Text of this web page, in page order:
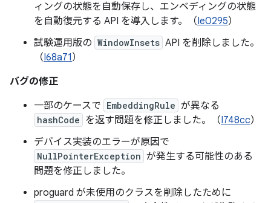
ィングの状態を自動保存し、エンベディングの状態
を自動復元する API を導入します。（Ie0295）
試験運用版の WindowInsets API を削除しました。
（I68a71）
バグの修正
一部のケースで EmbeddingRule が異なる
hashCode を返す問題を修正しました。（I748cc）
デバイス実装のエラーが原因で
NullPointerException が発生する可能性のある
問題を修正しました。
proguard が未使用のクラスを削除したために